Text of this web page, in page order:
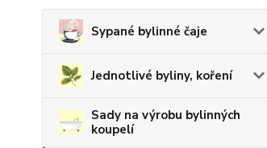
Sypané bylinné čaje
Jednotlivé byliny, koření
Sady na výrobu bylinných
koupelí